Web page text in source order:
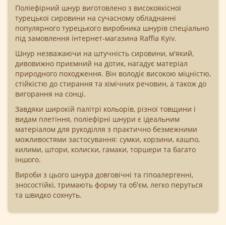
Поліефірний шнур виготовлено з високоякісної
турецької сировини на сучасному обладнанні
популярного турецького виробника шнурів спеціально
під замовлення інтернет-магазина Raffia Kyiv.
Шнур незважаючи на штучність сировини, м'який,
дивовижно приємний на дотик, нагадує матеріал
природного походження. Він володіє високою міцністю,
стійкістю до стирання та хімічних речовин, а також до
вигорання на сонці.
Завдяки широкій палітрі кольорів, різної товщини і
видам плетіння, поліефірні шнури є ідеальним
матеріалом для рукоділля з практично безмежними
можливостями застосування: сумки, корзини, кашпо,
килими, штори, колиски, гамаки, торшери та багато
іншого.
Вироби з цього шнура довговічні та гіпоалергенні,
зносостійкі, тримають форму та об'єм, легко перуться
та швидко сохнуть.